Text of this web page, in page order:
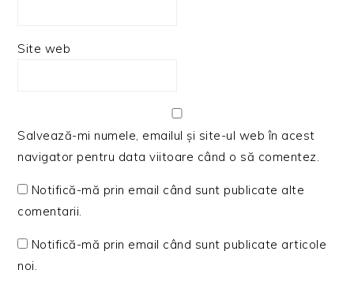
Site web
Salvează-mi numele, emailul și site-ul web în acest
navigator pentru data viitoare când o să comentez.
Notifică-mă prin email când sunt publicate alte
comentarii.
Notifică-mă prin email când sunt publicate articole
noi.